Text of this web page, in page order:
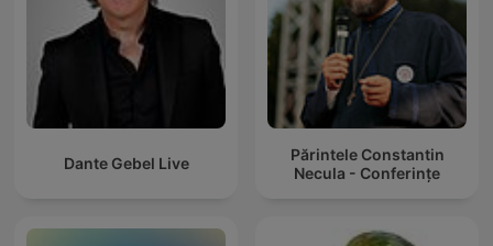
Dante Gebel Live
Părintele Constantin
Necula - Conferințe